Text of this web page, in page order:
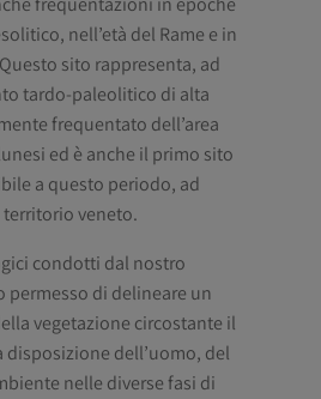
nell’età del Rame e in
sito rappresenta, ad
tardo-paleolitico di alta
frequentato dell’area
ed è anche il primo sito
a questo periodo, ad
territorio veneto.
condotti dal nostro
permesso di delineare un
vegetazione circostante il
disposizione dell’uomo, del
nelle diverse fasi di